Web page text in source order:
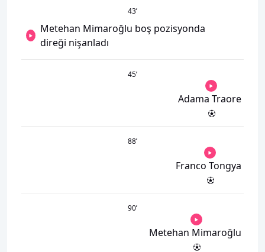
43’
Metehan Mimaroğlu boş pozisyonda
direği nişanladı
45’
Adama Traore
88’
Franco Tongya
90’
Metehan Mimaroğlu